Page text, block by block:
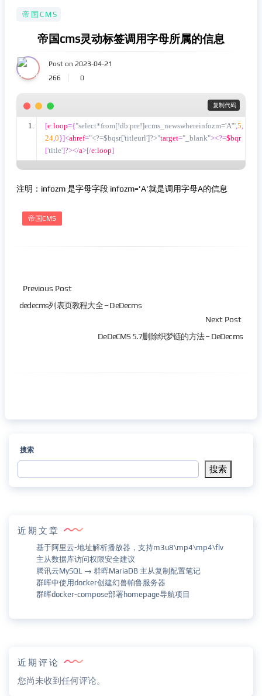
帝国CMS
帝国cms灵动标签调用字母所属的信息
Post on 2023-04-21
266
0
复制代码
[e:loop={"select*from[!db.pre!]ecms_newswhereinfozm='A'",5,
24,0}]<ahref="<?=$bqsr['titleurl']?>"target="_blank"><?=$bqr
['title']?></a>[/e:loop]
注明：infozm 是字母字段 infozm='A'就是调用字母A的信息
帝国CMS
Previous Post
dedecms列表页教程大全 – DeDecms
Next Post
DeDeCMS 5.7删除织梦链的方法 – DeDecms
搜索
搜索
近期文章
基于阿里云-地址解析播放器，支持m3u8\mp4\mp4\flv
主从数据库访问权限安全建议
腾讯云MySQL → 群晖MariaDB 主从复制配置笔记
群晖中使用docker创建幻兽帕鲁服务器
群晖docker-compose部署homepage导航项目
近期评论
您尚未收到任何评论。